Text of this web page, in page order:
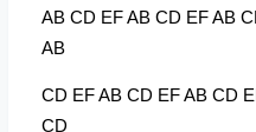
AB CD EF AB CD EF AB
AB
CD EF AB CD EF AB CD
CD